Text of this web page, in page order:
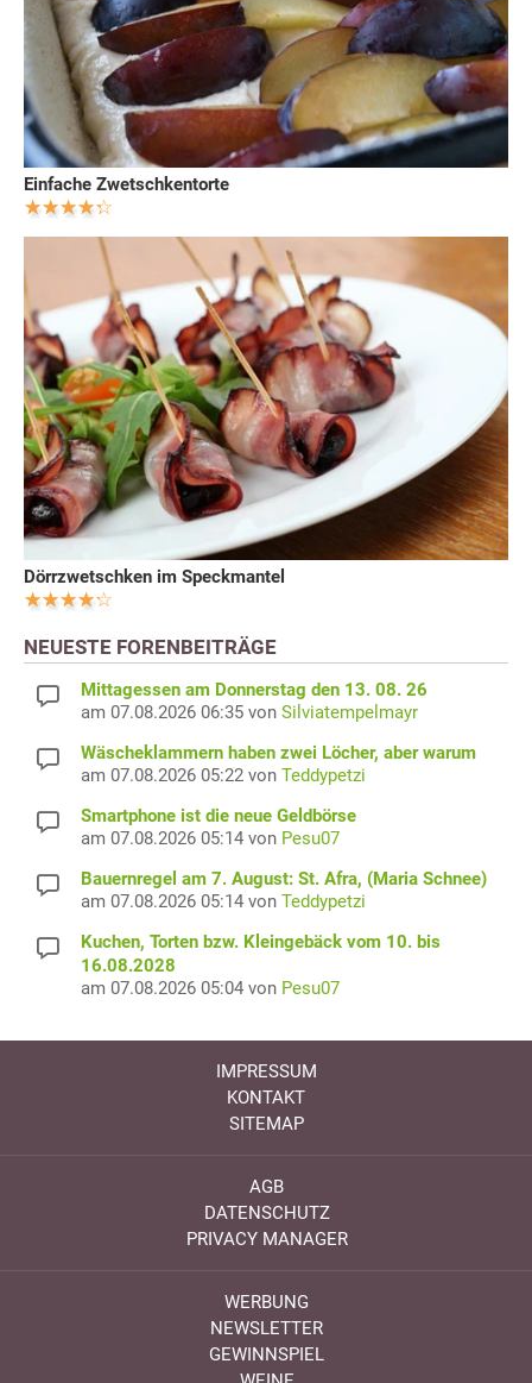
Einfache Zwetschkentorte
Dörrzwetschken im Speckmantel
NEUESTE FORENBEITRÄGE
Mittagessen am Donnerstag den 13. 08. 26
am 07.08.2026 06:35 von Silviatempelmayr
Wäscheklammern haben zwei Löcher, aber warum
am 07.08.2026 05:22 von Teddypetzi
Smartphone ist die neue Geldbörse
am 07.08.2026 05:14 von Pesu07
Bauernregel am 7. August: St. Afra, (Maria Schnee)
am 07.08.2026 05:14 von Teddypetzi
Kuchen, Torten bzw. Kleingebäck vom 10. bis
16.08.2028
am 07.08.2026 05:04 von Pesu07
IMPRESSUM
KONTAKT
SITEMAP
AGB
DATENSCHUTZ
PRIVACY MANAGER
WERBUNG
NEWSLETTER
GEWINNSPIEL